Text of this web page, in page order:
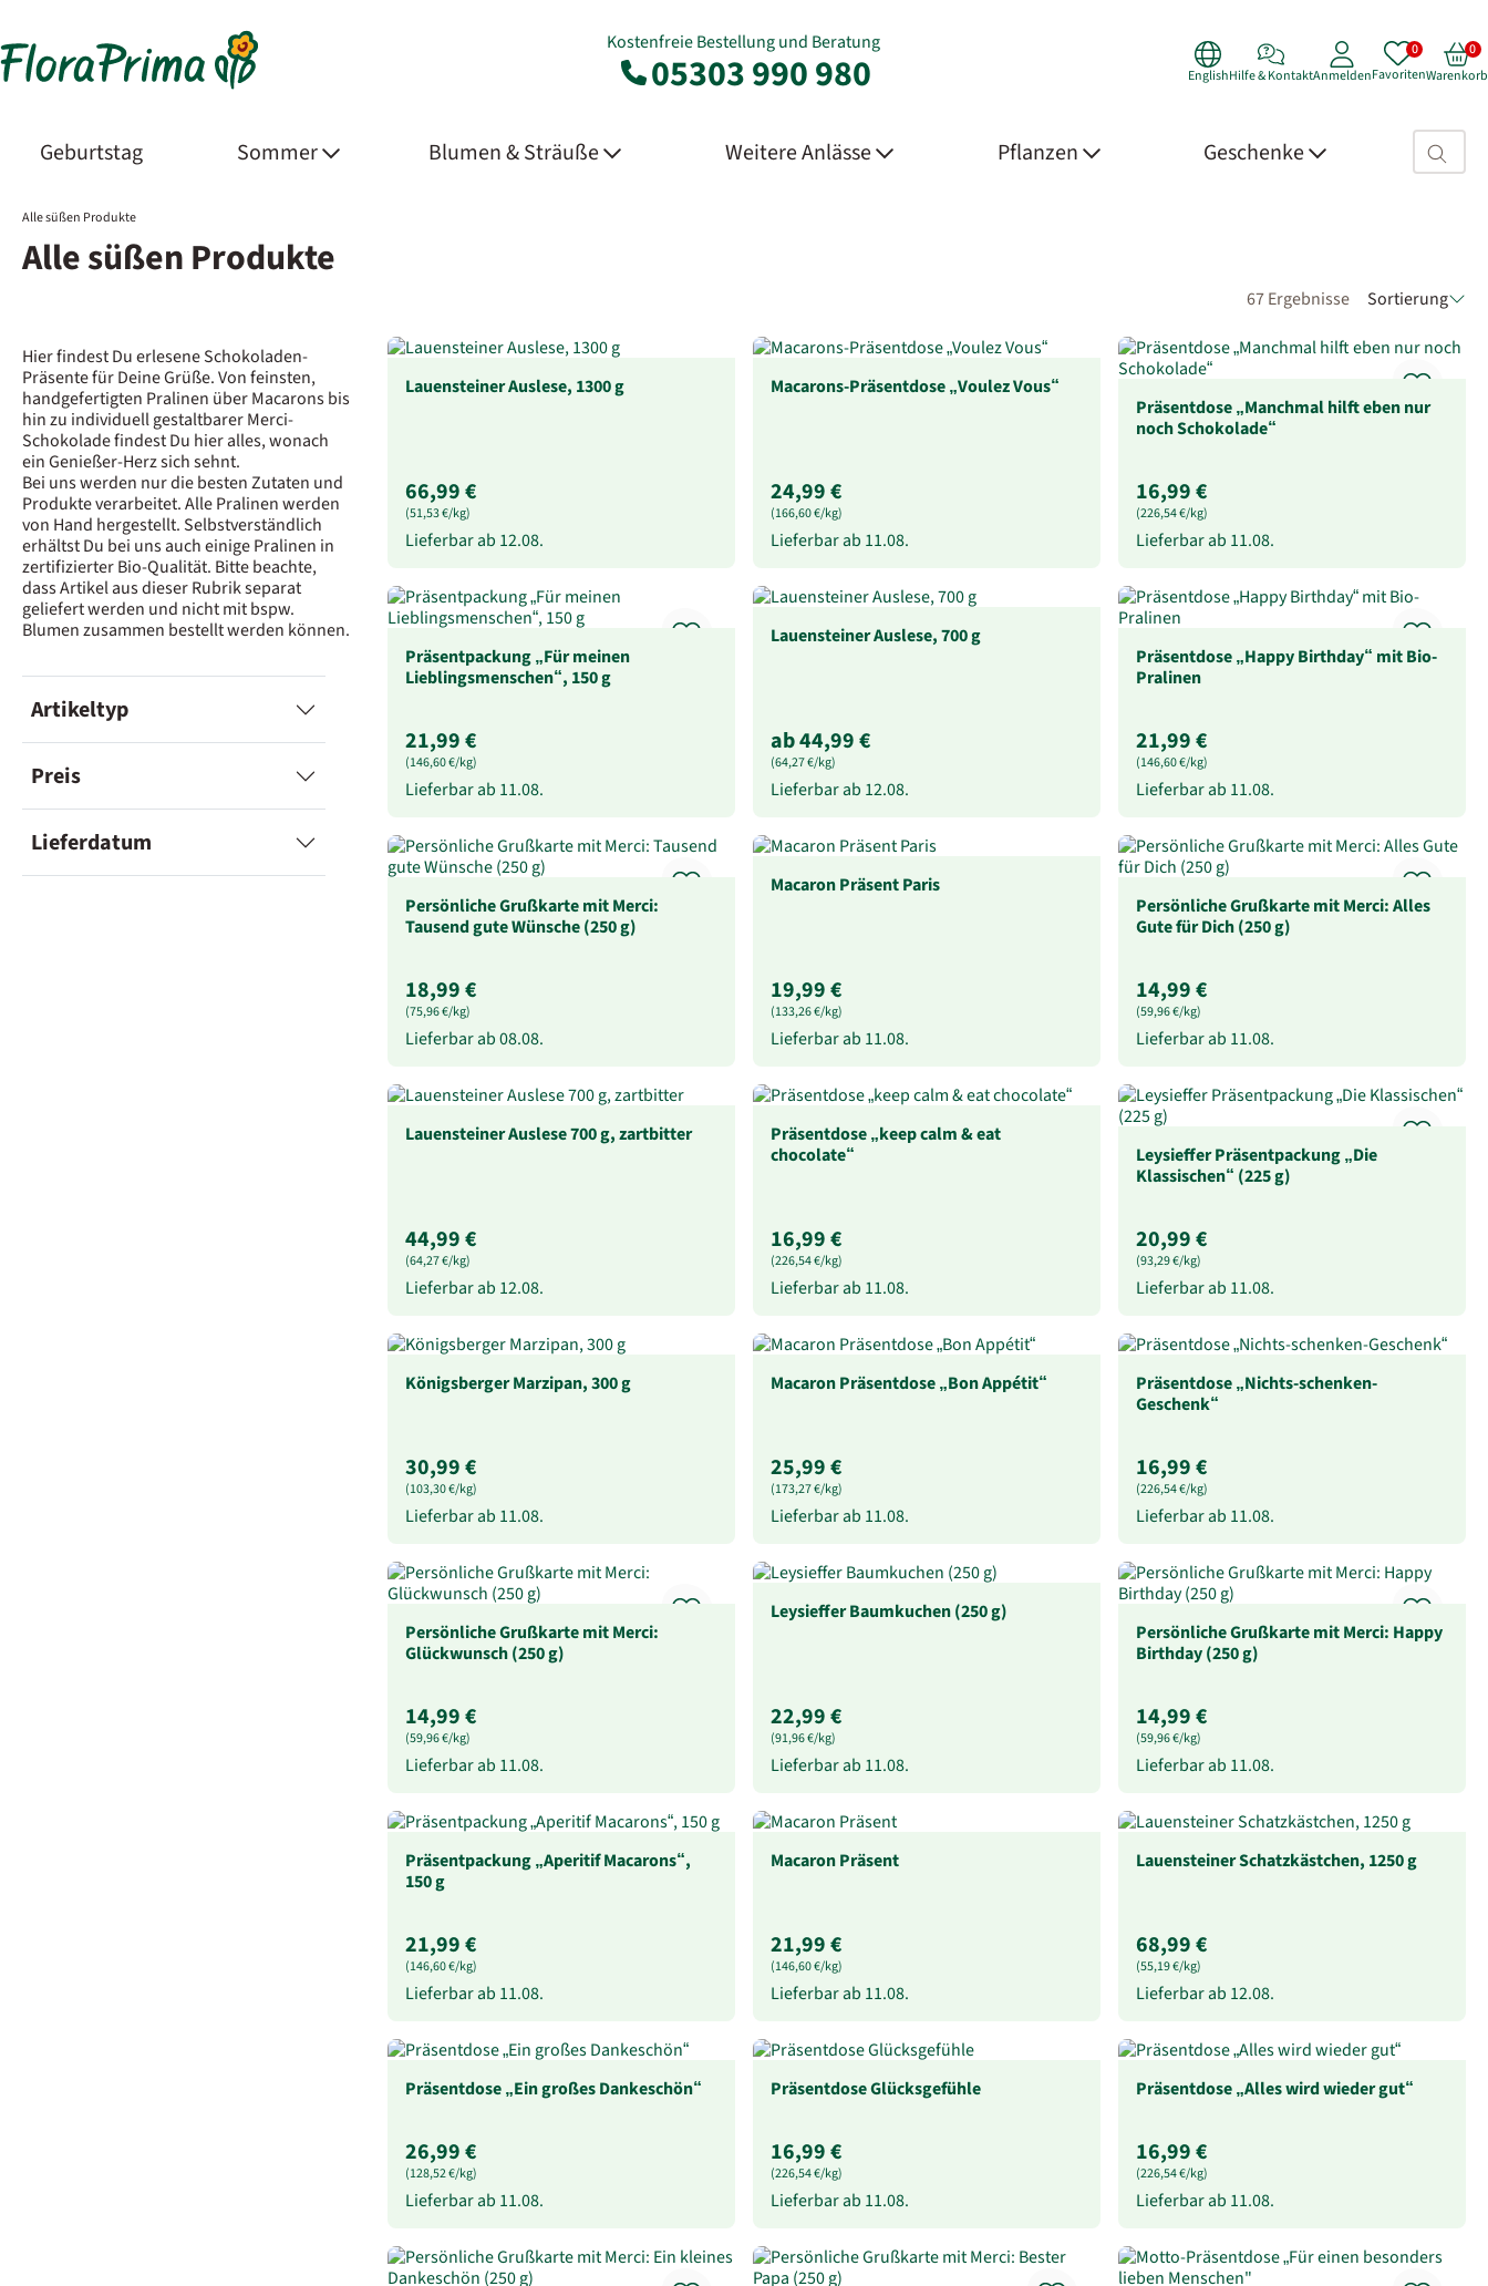
Kostenfreie Bestellung und Beratung
05303 990 980 EnglishHilfe & KontaktAnmeldenFavoritenWarenkorb
Geburtstag Sommer Blumen & Sträuße Weitere Anlässe Pflanzen Geschenke Suchfeld>
Alle süßen Produkte
Alle süßen Produkte
67 Ergebnisse Sortierung
Hier findest Du erlesene Schokoladen-
Präsente für Deine Grüße. Von feinsten,
handgefertigten Pralinen über Macarons bis
hin zu individuell gestaltbarer Merci-
Schokolade findest Du hier alles, wonach
ein Genießer-Herz sich sehnt.
Bei uns werden nur die besten Zutaten und
Produkte verarbeitet. Alle Pralinen werden
von Hand hergestellt. Selbstverständlich
erhältst Du bei uns auch einige Pralinen in
zertifizierter Bio-Qualität. Bitte beachte,
dass Artikel aus dieser Rubrik separat
geliefert werden und nicht mit bspw.
Blumen zusammen bestellt werden können.
Artikeltyp
Preis
Lieferdatum
Lauensteiner Auslese, 1300 g
66,99 €
(51,53 €/kg)
Lieferbar ab 12.08.
Macarons-Präsentdose „Voulez Vous“
24,99 €
(166,60 €/kg)
Lieferbar ab 11.08.
Präsentdose „Manchmal hilft eben nur
noch Schokolade“
16,99 €
(226,54 €/kg)
Lieferbar ab 11.08.
Präsentpackung „Für meinen
Lieblingsmenschen“, 150 g
21,99 €
(146,60 €/kg)
Lieferbar ab 11.08.
Lauensteiner Auslese, 700 g
ab 44,99 €
(64,27 €/kg)
Lieferbar ab 12.08.
Präsentdose „Happy Birthday“ mit Bio-
Pralinen
21,99 €
(146,60 €/kg)
Lieferbar ab 11.08.
Persönliche Grußkarte mit Merci:
Tausend gute Wünsche (250 g)
18,99 €
(75,96 €/kg)
Lieferbar ab08.08.
Macaron Präsent Paris
19,99 €
(133,26 €/kg)
Lieferbar ab 11.08.
Persönliche Grußkarte mit Merci: Alles
Gute für Dich (250 g)
14,99 €
(59,96 €/kg)
Lieferbar ab 11.08.
Lauensteiner Auslese 700 g, zartbitter
44,99 €
(64,27 €/kg)
Lieferbar ab 12.08.
Präsentdose „keep calm & eat
chocolate“
16,99 €
(226,54 €/kg)
Lieferbar ab 11.08.
Leysieffer Präsentpackung „Die
Klassischen“ (225 g)
20,99 €
(93,29 €/kg)
Lieferbar ab 11.08.
Königsberger Marzipan, 300 g
30,99 €
(103,30 €/kg)
Lieferbar ab 11.08.
Macaron Präsentdose „Bon Appétit“
25,99 €
(173,27 €/kg)
Lieferbar ab 11.08.
Präsentdose „Nichts-schenken-
Geschenk“
16,99 €
(226,54 €/kg)
Lieferbar ab 11.08.
Persönliche Grußkarte mit Merci:
Glückwunsch (250 g)
14,99 €
(59,96 €/kg)
Lieferbar ab 11.08.
Leysieffer Baumkuchen (250 g)
22,99 €
(91,96 €/kg)
Lieferbar ab 11.08.
Persönliche Grußkarte mit Merci: Happy
Birthday (250 g)
14,99 €
(59,96 €/kg)
Lieferbar ab 11.08.
Präsentpackung „Aperitif Macarons“,
150 g
21,99 €
(146,60 €/kg)
Lieferbar ab 11.08.
Macaron Präsent
21,99 €
(146,60 €/kg)
Lieferbar ab 11.08.
Lauensteiner Schatzkästchen, 1250 g
68,99 €
(55,19 €/kg)
Lieferbar ab 12.08.
Präsentdose „Ein großes Dankeschön“
26,99 €
(128,52 €/kg)
Lieferbar ab 11.08.
Präsentdose Glücksgefühle
16,99 €
(226,54 €/kg)
Lieferbar ab 11.08.
Präsentdose „Alles wird wieder gut“
16,99 €
(226,54 €/kg)
Lieferbar ab 11.08.